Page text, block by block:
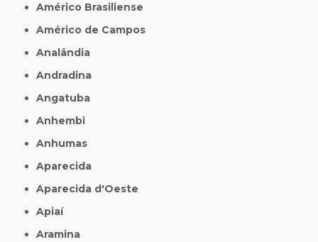
Américo Brasiliense
Américo de Campos
Analândia
Andradina
Angatuba
Anhembi
Anhumas
Aparecida
Aparecida d'Oeste
Apiaí
Aramina